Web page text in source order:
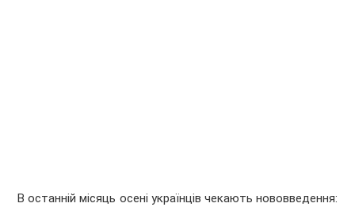
В останній місяць осені українців чекають нововведення: